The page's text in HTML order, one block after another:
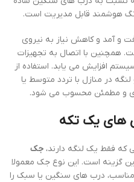
تگ هوشمند قابل مدیریت است.
و آمد و کاهش نیاز به نیروی
همچنین با اتصال به تجهیزات
افزایش می یابد. استفاده از
لنگه در منازل با تردد متوسط یا
و مطمئن محسوب می شود.
های یک تکه
که فقط یک لنگه دارند، جک
گزینه است. این نوع جک معمولا
مناسب، درب های سنگین یا سبک را